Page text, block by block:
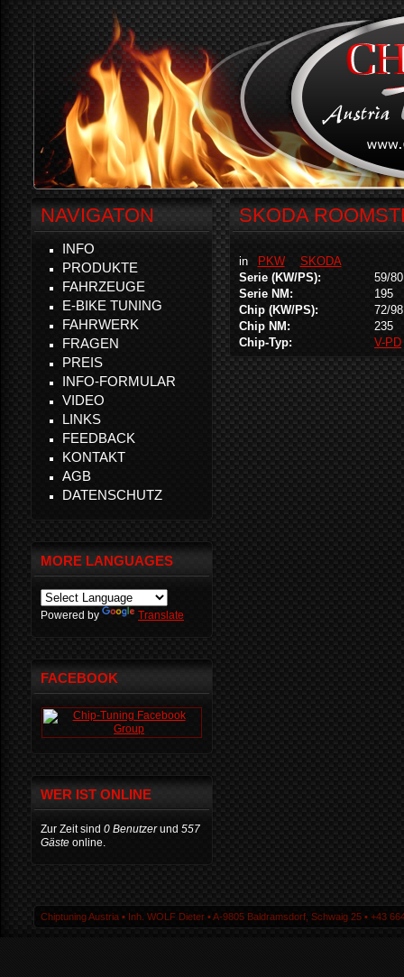
SKODA
in PKW
SKODA
Serie (KW/PS):
59/80
Serie NM:
195
Chip (KW/PS):
72/98
Chip NM:
235
Chip-Typ:
V-PD
NAVIGATON
INFO
PRODUKTE
FAHRZEUGE
E-BIKE TUNING
FAHRWERK
FRAGEN
PREIS
INFO-FORMULAR
VIDEO
LINKS
FEEDBACK
KONTAKT
AGB
DATENSCHUTZ
MORE LANGUAGES
Powered by Translate
FACEBOOK
WER IST ONLINE
Zur Zeit sind 0 Benutzerund 557
Gäste online.
Chiptuning Austria ▪ Inh. WOLF Dieter ▪ A-9805 Baldramsdorf, Schwaig 25 ▪ +43